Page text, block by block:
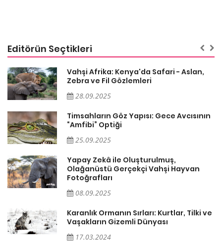
Editörün Seçtikleri
Vahşi Afrika: Kenya'da Safari - Aslan,
Zebra ve Fil Gözlemleri
28.09.2025
Timsahların Göz Yapısı: Gece Avcısının
“Amfibi” Optiği
25.09.2025
Yapay Zekâ ile Oluşturulmuş,
Olağanüstü Gerçekçi Vahşi Hayvan
Fotoğrafları
08.09.2025
Karanlık Ormanın Sırları: Kurtlar, Tilki ve
Vaşakların Gizemli Dünyası
17.03.2024